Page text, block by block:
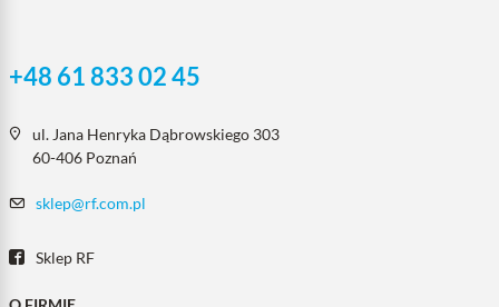
+48 61 833 02 45
ul. Jana Henryka Dąbrowskiego 303
60-406 Poznań
sklep@rf.com.pl
Sklep RF